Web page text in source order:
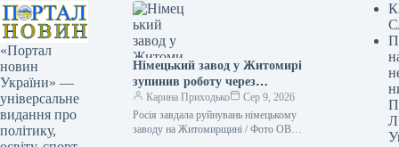
«Портал
новин
України» —
універсальне
видання про
політику,
Німецький завод у Житомирі
зупинив роботу через
російську атаку, що зачепило
3500 працівників.
Карина Приходько
Сер 9, 2026
Росія завдала руйнувань німецькому
заводу на Житомирщині / Фото ОВА
Л